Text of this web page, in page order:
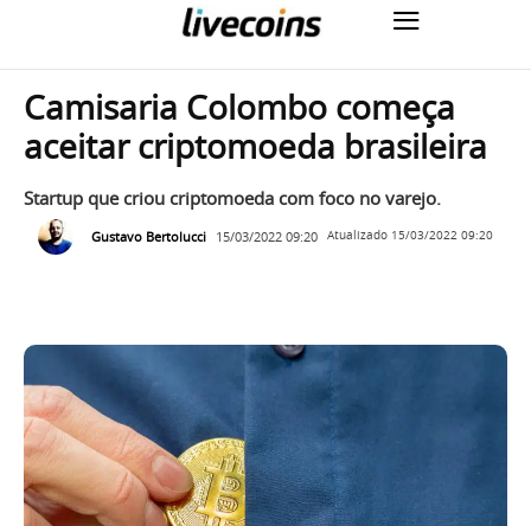
Camisaria Colombo começa
aceitar criptomoeda brasileira
Startup que criou criptomoeda com foco no varejo.
Gustavo Bertolucci 15/03/2022 09:20 Atualizado 15/03/2022 09:20